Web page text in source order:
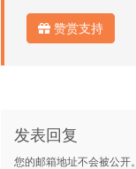
赞赏支持
发表回复
您的邮箱地址不会被公开。